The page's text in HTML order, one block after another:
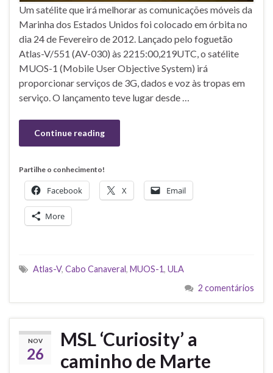
Um satélite que irá melhorar as comunicações móveis da
Marinha dos Estados Unidos foi colocado em órbita no
dia 24 de Fevereiro de 2012. Lançado pelo foguetão
Atlas-V/551 (AV-030) às 2215:00,219UTC, o satélite
MUOS-1 (Mobile User Objective System) irá
proporcionar serviços de 3G, dados e voz às tropas em
serviço. O lançamento teve lugar desde …
Continue reading
Partilhe o conhecimento!
Facebook X Email
More
Atlas-V, Cabo Canaveral, MUOS-1, ULA
2 comentários
NOV
26
MSL ‘Curiosity’ a
caminho de Marte